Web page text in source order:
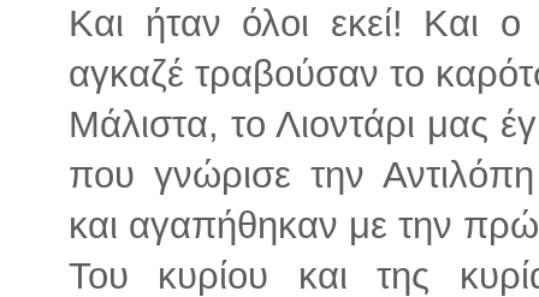
Και ήταν όλοι εκεί! Και ο
αγκαζέ τραβούσαν το
Μάλιστα, το Λιοντάρι μας
που γνώρισε την
και αγαπήθηκαν με την
Του κυρίου και της